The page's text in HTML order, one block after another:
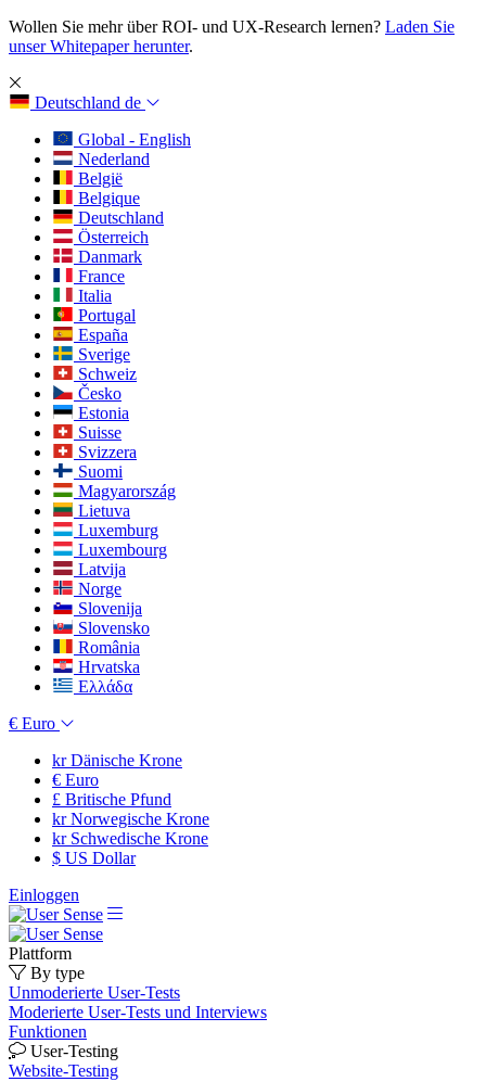
Wollen Sie mehr über ROI- und UX-Research lernen? Laden Sie
unser Whitepaper herunter.
Deutschland de
Global - English
Nederland
België
Belgique
Deutschland
Österreich
Danmark
France
Italia
Portugal
España
Sverige
Schweiz
Česko
Estonia
Suisse
Svizzera
Suomi
Magyarország
Lietuva
Luxemburg
Luxembourg
Latvija
Norge
Slovenija
Slovensko
România
Hrvatska
Ελλάδα
€ Euro
krDänische Krone
€ Euro
£ Britische Pfund
krNorwegische Krone
krSchwedische Krone
$ US Dollar
Einloggen
Plattform
By type
Unmoderierte User-Tests
Moderierte User-Tests und Interviews
Funktionen
User-Testing
Website-Testing